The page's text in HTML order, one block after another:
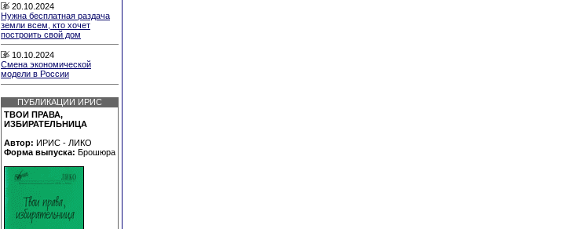
20.10.2024
Нужна бесплатная раздача
земли всем, кто хочет
построить свой дом
10.10.2024
Смена экономической
модели в России
ПУБЛИКАЦИИ ИРИС
ТВОИ ПРАВА,
ИЗБИРАТЕЛЬНИЦА
Автор: ИРИС - ЛИКО
Форма выпуска: Брошюра